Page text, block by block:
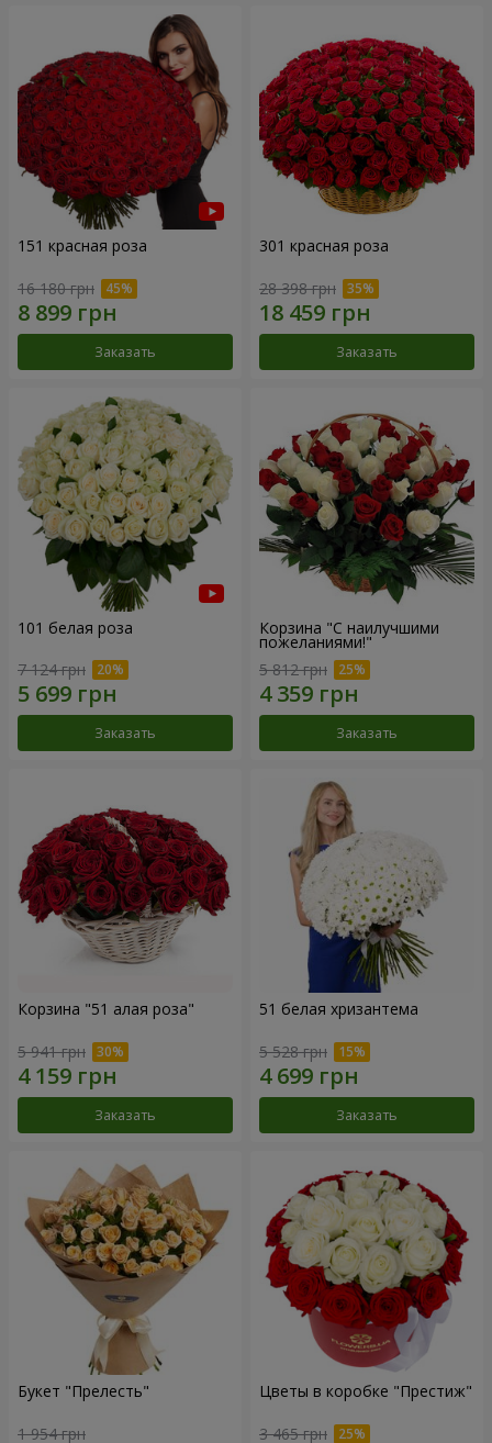
151 красная роза
16 180 грн
Заказать
301 красная роза
28 398 грн
Заказать
101 белая роза
7 124 грн
Заказать
Корзина "С наилучшими
пожеланиями!"
5 812 грн
Заказать
Корзина "51 алая роза"
5 941 грн
Заказать
51 белая хризантема
5 528 грн
Заказать
Букет "Прелесть"
1 954 грн
Цветы в коробке "Престиж"
3 465 грн